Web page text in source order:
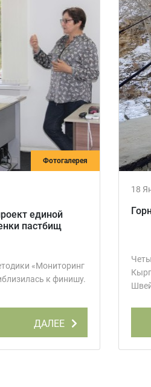
Фотогалерея
единой
пастбищ
«Мониторинг
к финишу.
ДАЛЕЕ
18